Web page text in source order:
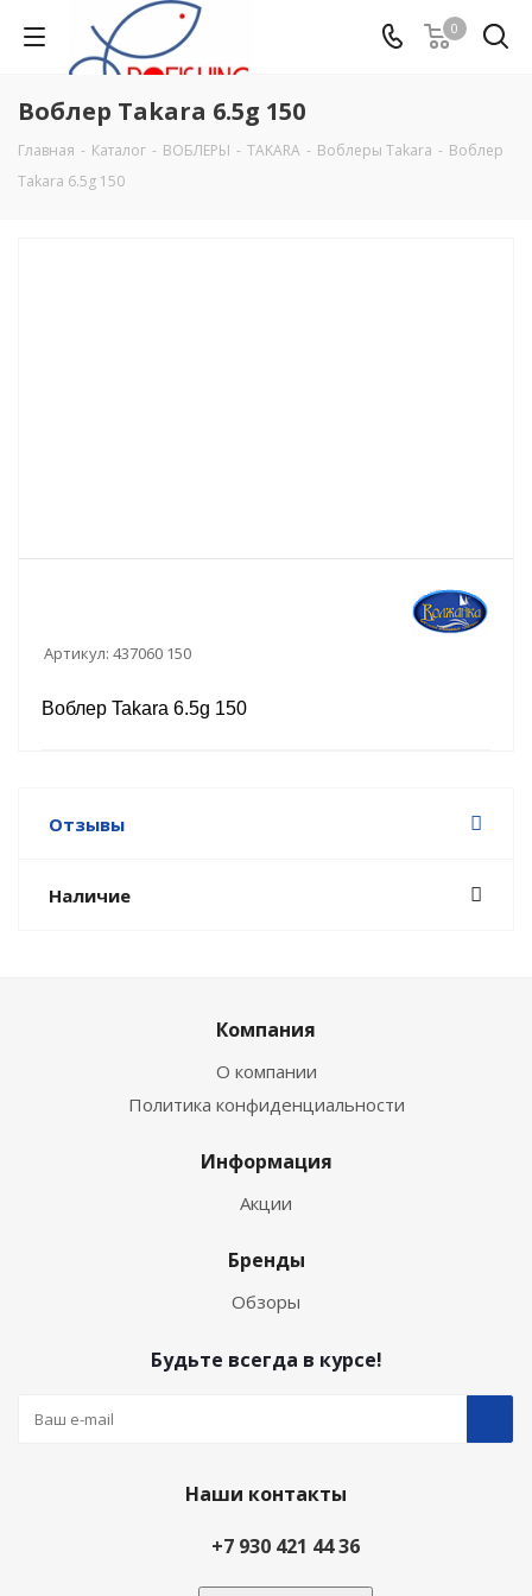
0
Воблер Takara 6.5g 150
Главная - Каталог - ВОБЛЕРЫ - TAKARA - Воблеры Takara - Воблер
Takara 6.5g 150
Артикул: 437060 150
Воблер Takara 6.5g 150
Отзывы
Наличие
Компания
О компании
Политика конфиденциальности
Информация
Акции
Бренды
Обзоры
Будьте всегда в курсе!
Наши контакты
+7 930 421 44 36